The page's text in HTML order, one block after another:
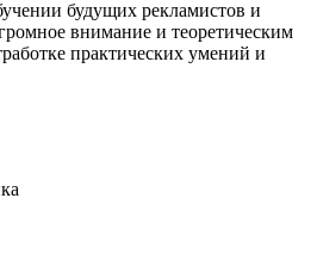
будущих рекламистов и
внимание и теоретическим
практических умений и